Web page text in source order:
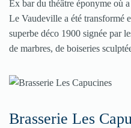
Ex bar du théâtre éponyme où
Le Vaudeville a été transformé
superbe déco 1900 signée par
de marbres, de boiseries
Brasserie Les